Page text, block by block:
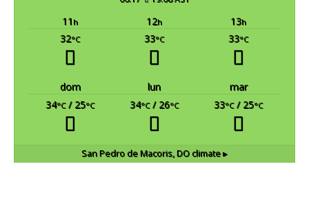
11 h 12h 13h
32°C 33°C 33°C
dom lun
mar
34°C/ 25°C 34°C/ 26°C 33°C/ 25°C
San Pedro de Macoris, DO climate ▸